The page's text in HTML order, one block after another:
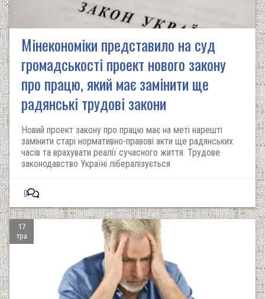
Мінекономіки представило на суд
громадськості проект нового закону
про працю, який має замінити ще
радянські трудові закони
Новий проект закону про працю має на меті нарешті
замінити старі нормативно-правові акти ще радянських
часів та врахувати реалії сучасного життя. Трудове
законодавство Україні лібералізується
0
17
тра